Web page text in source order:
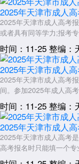
考点学校均配备监控系
公平公正。部分学校提供
通出行。
考生需在考前一周登录
间、地点及座位号。
考试当天提前到达考点
则，严禁携带手机等通
以上就是关于：“2026
绍，想了解更多内容，
展开全文
2025年天津市成人
2025年天津市成人高考
或者具有同等学力;报考
时间：11-25 整编：
2025年天津市成人
2025年天津市成人高考
间。参加2025年成人高
时间：11-25 整编：
2025年天津市成人
2025年天津市成人高考
高考报名时只能填一个